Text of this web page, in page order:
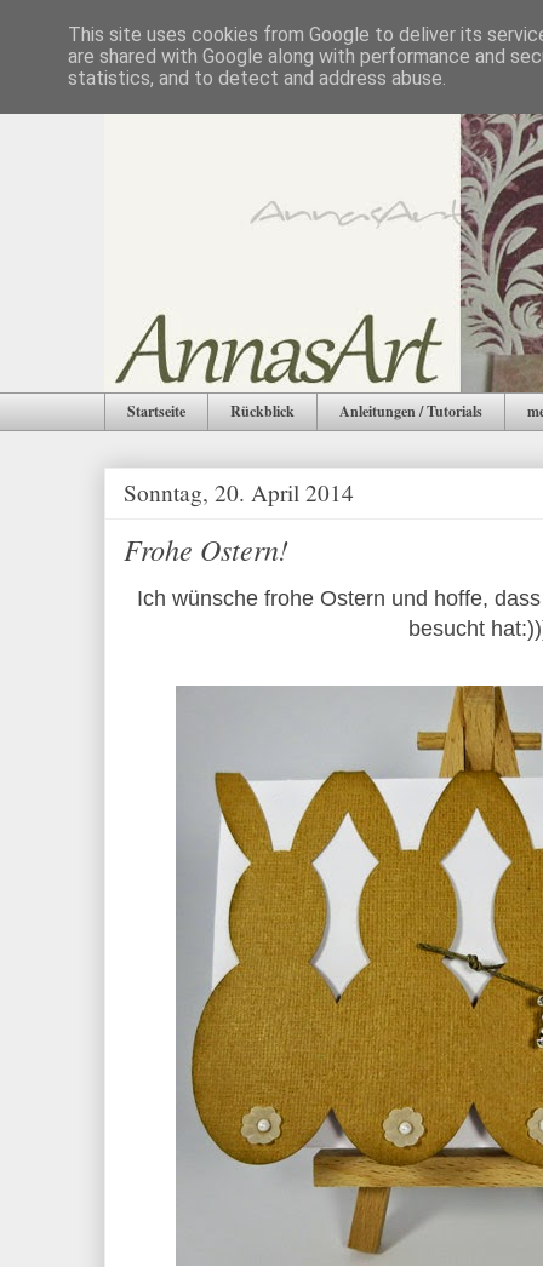
Startseite Rückblick Anleitungen / Tutorials
Sonntag, 20. April 2014
Frohe Ostern!
Ich wünsche frohe Ostern und hoffe,
besucht
This site uses cookies from Google to deliver its
are shared with Google along with performance and
statistics, and to detect and address abuse.